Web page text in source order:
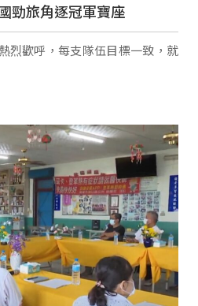
勁旅角逐冠軍寶座
烈歡呼，每支隊伍目標一致，就